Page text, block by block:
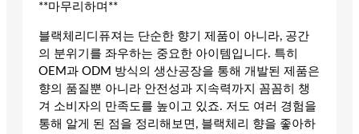
**마무리하며**
블랙체리디퓨져는 단순한 향기 제품이 아니라, 공간
의 분위기를 좌우하는 중요한 아이템입니다. 특히
OEM과 ODM 방식의 생산공장을 통해 개발된 제품은
향의 품질뿐 아니라 안전성과 지속력까지 꼼꼼히 챙
겨 소비자의 만족도를 높이고 있죠. 저도 여러 경험을
통해 알게 된 점을 정리해보면, 블랙체리 향을 좋아하